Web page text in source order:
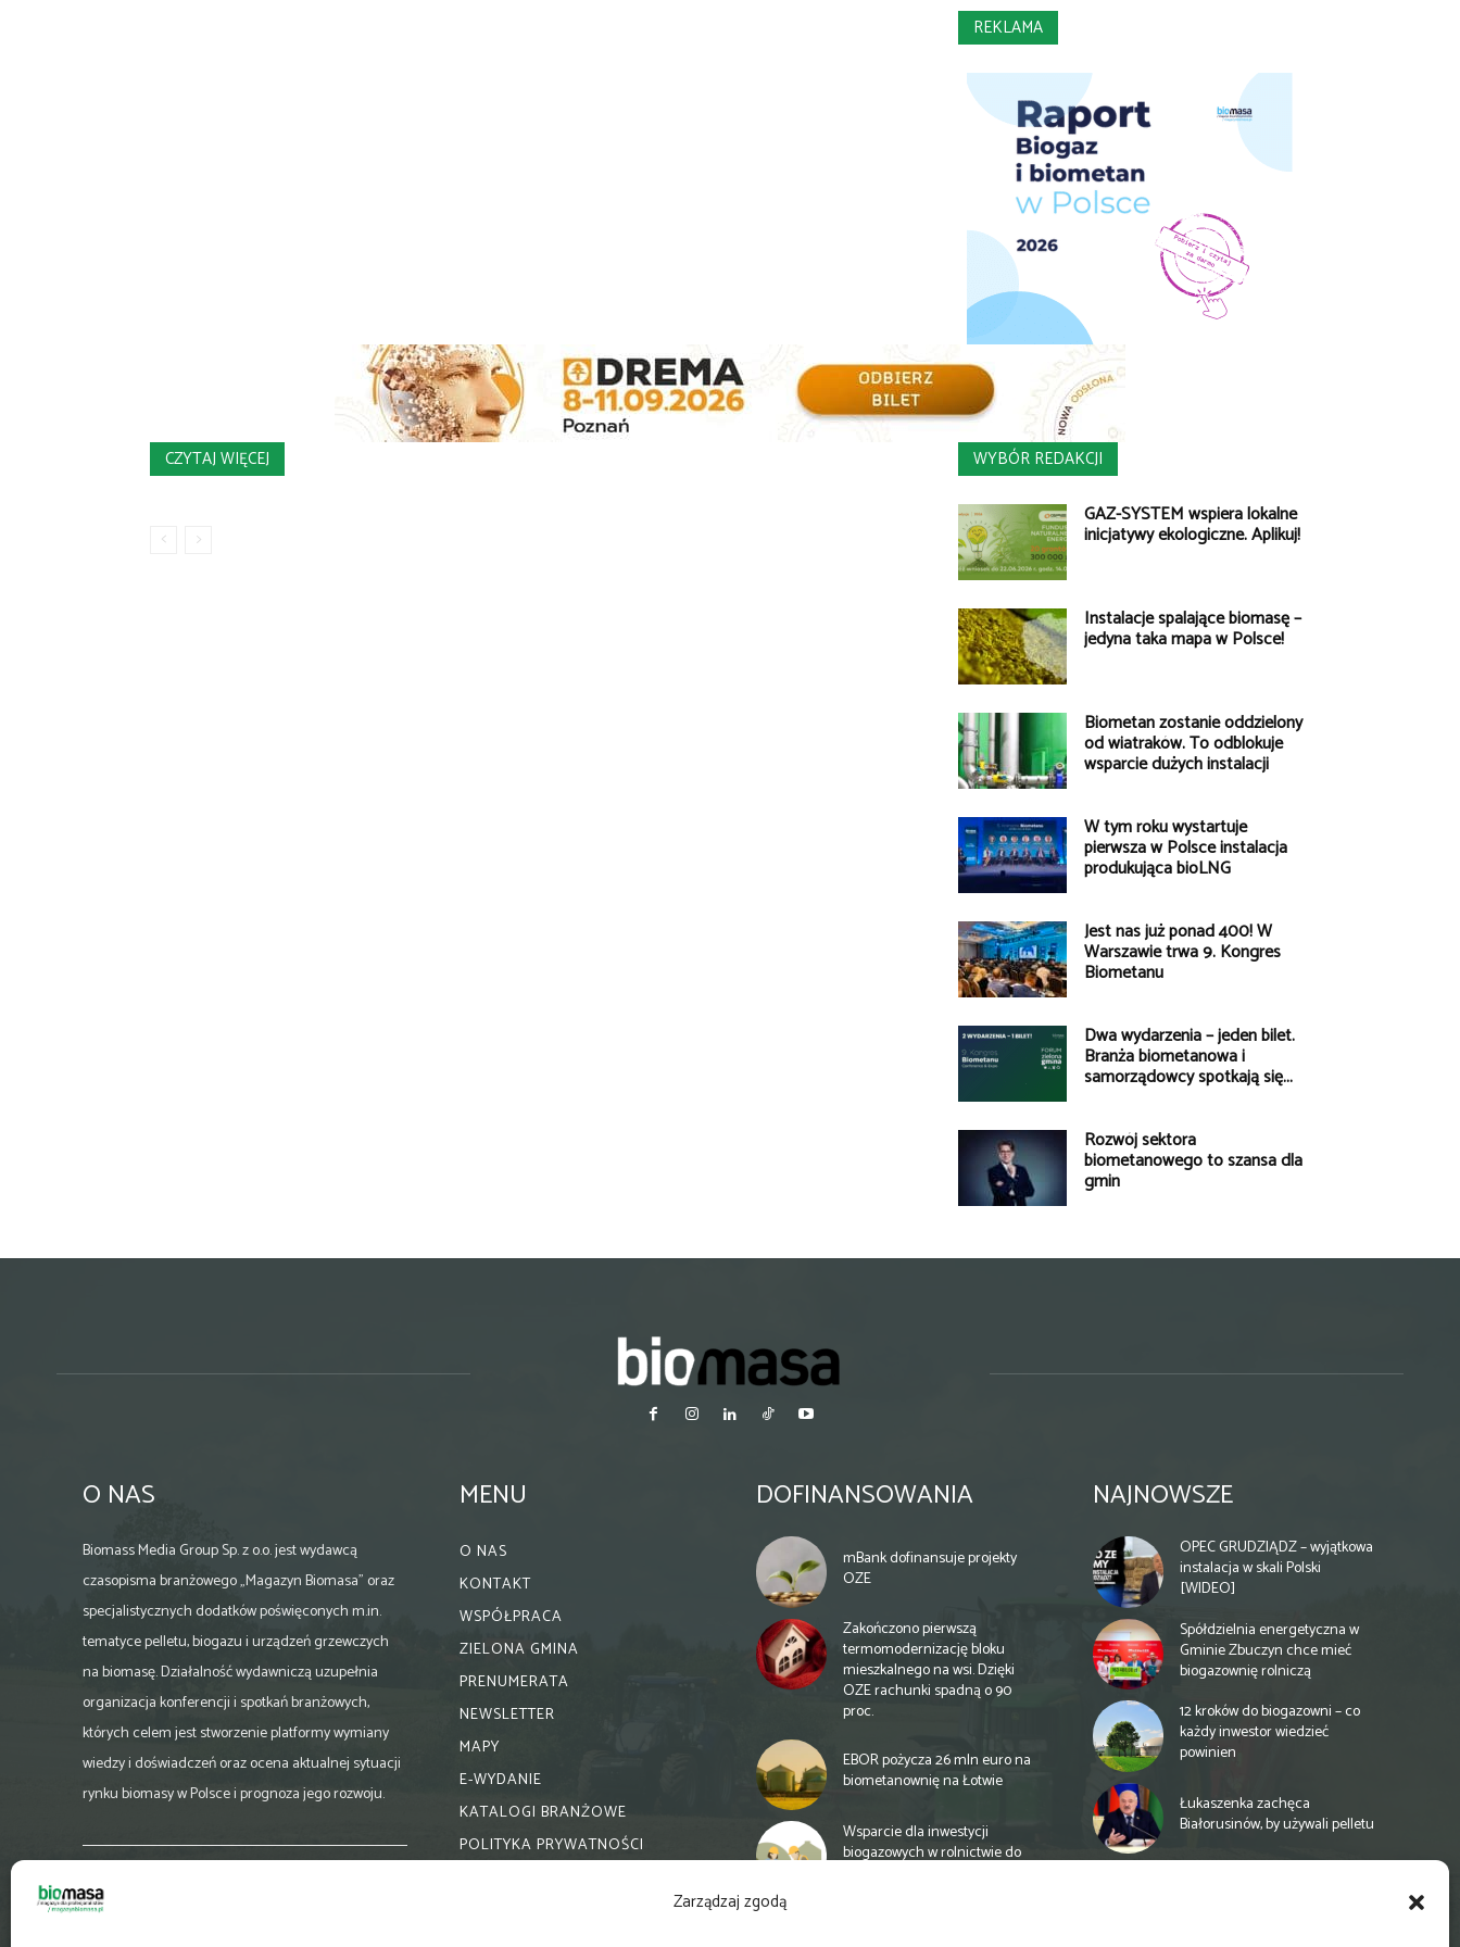
Zarządzaj zgodą
REKLAMA
CZYTAJ WIĘCEJ WYBÓR REDAKCJI
GAZ-SYSTEM wspiera lokalne
inicjatywy ekologiczne. Aplikuj!
Instalacje spalające biomasę –
jedyna taka mapa w Polsce!
Biometan zostanie oddzielony
od wiatraków. To odblokuje
wsparcie dużych instalacji
W tym roku wystartuje
pierwsza w Polsce instalacja
produkująca bioLNG
Jest nas już ponad 400! W
Warszawie trwa 9. Kongres
Biometanu
Dwa wydarzenia – jeden bilet.
Branża biometanowa i
samorządowcy spotkają się...
Rozwój sektora
biometanowego to szansa dla
gmin
O NAS
Biomass Media Group Sp. z o.o. jest wydawcą
czasopisma branżowego „Magazyn Biomasa” oraz
specjalistycznych dodatków poświęconych m.in.
tematyce pelletu, biogazu i urządzeń grzewczych
na biomasę. Działalność wydawniczą uzupełnia
organizacja konferencji i spotkań branżowych,
których celem jest stworzenie platformy wymiany
wiedzy i doświadczeń oraz ocena aktualnej sytuacji
rynku biomasy w Polsce i prognoza jego rozwoju.
biuro@magazynbiomasa.pl
MENU
O NAS
KONTAKT
WSPÓŁPRACA
ZIELONA GMINA
PRENUMERATA
NEWSLETTER
MAPY
E-WYDANIE
KATALOGI BRANŻOWE
POLITYKA PRYWATNOŚCI
DOFINANSOWANIA
mBank dofinansuje projekty
OZE
Zakończono pierwszą
termomodernizację bloku
mieszkalnego na wsi. Dzięki
OZE rachunki spadną o 90
proc.
EBOR pożycza 26 mln euro na
biometanownię na Łotwie
Wsparcie dla inwestycji
biogazowych w rolnictwie do
NAJNOWSZE
OPEC GRUDZIĄDZ – wyjątkowa
instalacja w skali Polski
[WIDEO]
Spółdzielnia energetyczna w
Gminie Zbuczyn chce mieć
biogazownię rolniczą
12 kroków do biogazowni – co
każdy inwestor wiedzieć
powinien
Łukaszenka zachęca
Białorusinów, by używali pelletu